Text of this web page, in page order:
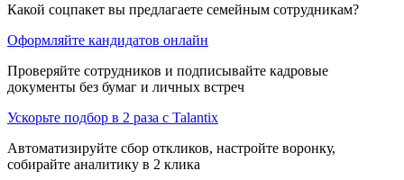
Какой соцпакет вы предлагаете семейным сотрудникам?
Оформляйте кандидатов онлайн
Проверяйте сотрудников и подписывайте кадровые
документы без бумаг и личных встреч
Ускорьте подбор в 2 раза с Talantix
Автоматизируйте сбор откликов, настройте воронку,
собирайте аналитику в 2 клика